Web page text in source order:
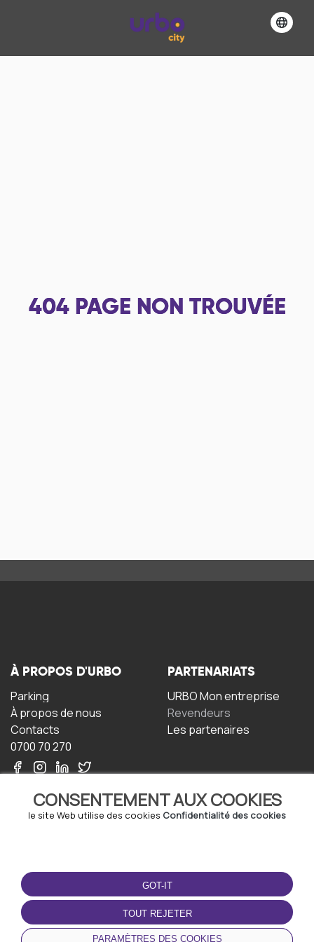
404 PAGE NON TROUVÉE
CONSENTEMENT AUX COOKIES
le site Web utilise des cookies Confidentialité des cookies
GOT-IT
TOUT REJETER
PARAMÈTRES DES COOKIES
À PROPOS D'URBO
Parking
À propos de nous
Contacts
0700 70 270
PARTENARIATS
URBO Mon entreprise
Revendeurs
Les partenaires
TERMS-OF-USE
Termes et conditions
Politique de confidentialité
Politique relative aux
cookies
TÉLÉCHARGEZ
L'APPLICATION